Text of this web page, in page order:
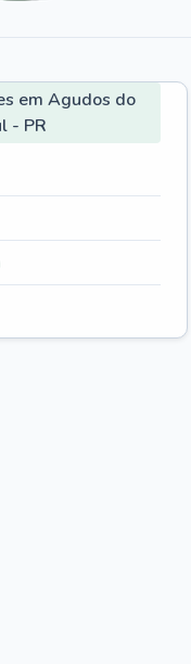
em Agudos do
- PR